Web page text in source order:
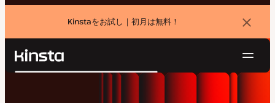
Kinstaをお試し｜初月は無料！
バ
ナ
を
Kinsta®
検